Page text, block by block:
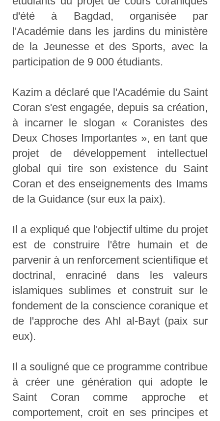
d'été à Bagdad, organisée par
l'Académie dans les jardins du ministère
de la Jeunesse et des Sports, avec la
participation de 9 000 étudiants.
Kazim a déclaré que l'Académie du Saint
Coran s'est engagée, depuis sa création,
à incarner le slogan « Coranistes des
Deux Choses Importantes », en tant que
projet de développement intellectuel
global qui tire son existence du Saint
Coran et des enseignements des Imams
de la Guidance (sur eux la paix).
Il a expliqué que l'objectif ultime du projet
est de construire l'être humain et de
parvenir à un renforcement scientifique et
doctrinal, enraciné dans les valeurs
islamiques sublimes et construit sur le
fondement de la conscience coranique et
de l'approche des Ahl al-Bayt (paix sur
eux).
Il a souligné que ce programme contribue
à créer une génération qui adopte le
Saint Coran comme approche et
comportement, croit en ses principes et